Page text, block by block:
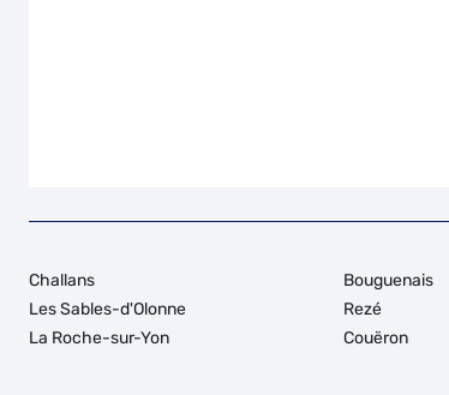
Challans
Les Sables-d'Olonne
La Roche-sur-Yon
Bouguenais
Rezé
Couëron